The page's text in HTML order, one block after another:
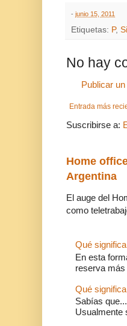
- junio 15, 2011
Etiquetas: P,
No hay
Publicar
Entrada más
Suscribirse a:
Home
Argentina
El auge del
como
Qué
En esta
reserva
Qué
Sabías
Usualmente